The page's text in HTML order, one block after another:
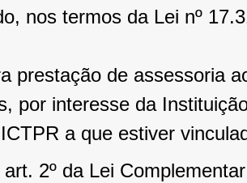
nos termos da Lei nº
prestação de assessoria
por interesse da
a que estiver
art. 2º da Lei